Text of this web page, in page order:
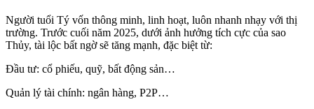
Người tuổi Tý vốn thông minh, linh hoạt, luôn nhanh nhạy với thị
trường. Trước cuối năm 2025, dưới ảnh hưởng tích cực của sao
Thủy, tài lộc bất ngờ sẽ tăng mạnh, đặc biệt từ:
Đầu tư: cổ phiếu, quỹ, bất động sản…
Quản lý tài chính: ngân hàng, P2P…